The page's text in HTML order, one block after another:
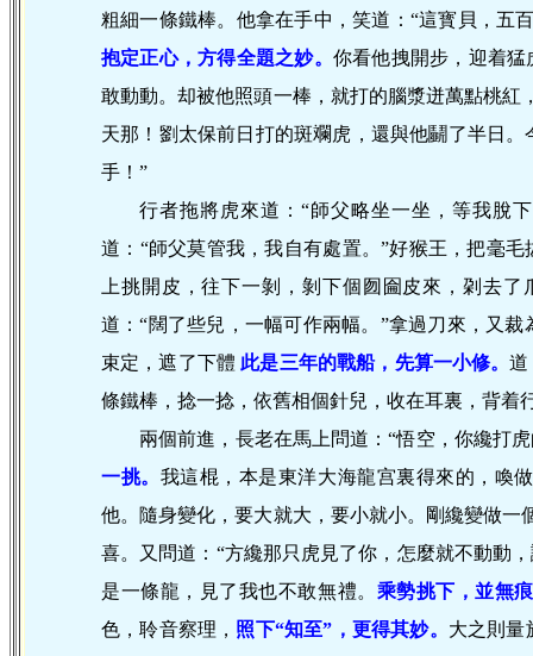
粗細一條鐵棒。他拿在手中，笑道：“這寳貝，五
抱定正心，方得全題之妙。 你看他拽開步，迎着猛
敢動動。却被他照頭一棒，就打的腦漿迸萬點桃
天那！劉太保前日打的斑斕虎，還與他鬭了半日
手！”
行者拖將虎來道：“師父略坐一坐，等我脫
道：“師父莫管我，我自有處置。”好猴王，把毫
上挑開皮，往下一剝，剝下個囫圇皮來，刴去
道：“闊了些兒，一幅可作兩幅。”拿過刀來，又
束定，遮了下體 此是三年的戰船，先算一小修。道
條鐵棒，捻一捻，依舊相個針兒，收在耳裏，背着
兩個前進，長老在馬上問道：“悟空，你纔打
一挑。 我這棍，本是東洋大海龍宫裏得來的，喚
他。隨身變化，要大就大，要小就小。剛纔變做
喜。又問道：“方纔那只虎見了你，怎麼就不動動
是一條龍，見了我也不敢無禮。 乘勢挑下，並無
色，聆音察理， 照下“知至”，更得其妙。 大之則量